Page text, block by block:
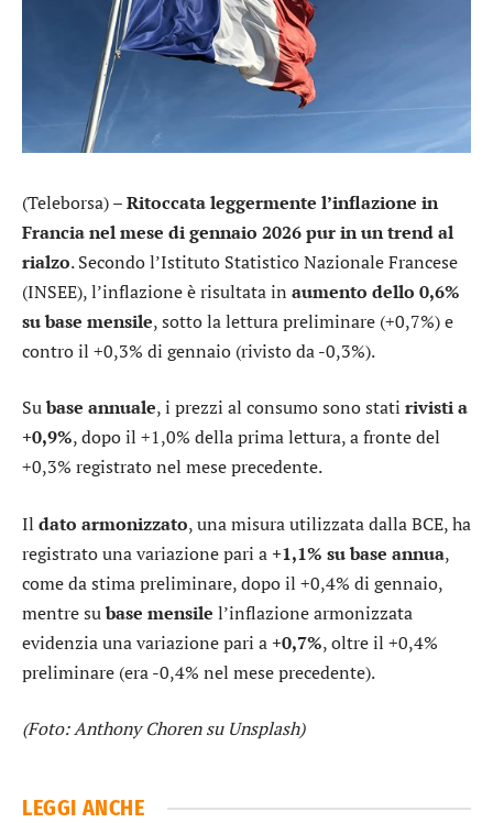
(Teleborsa) –Ritoccata leggermente l’inflazione in
Francia nel mese di gennaio 2026 pur in un trend al
rialzo. Secondo l’Istituto Statistico Nazionale Francese
(INSEE), l’inflazione è risultata in aumento dello 0,6%
su base mensile, sotto la lettura preliminare (+0,7%) e
contro il +0,3% di gennaio (rivisto da -0,3%).
Subase annuale, i prezzi al consumo sono stati rivisti a
+0,9%, dopo il +1,0% della prima lettura, a fronte del
+0,3% registrato nel mese precedente.
Il dato armonizzato, una misura utilizzata dalla BCE, ha
registrato una variazione pari a +1,1% su base annua,
come da stima preliminare, dopo il +0,4% di gennaio,
mentre subase mensile l’inflazione armonizzata
evidenzia una variazione pari a +0,7%, oltre il +0,4%
preliminare (era -0,4% nel mese precedente).
(Foto: Anthony Choren su Unsplash)
LEGGI ANCHE